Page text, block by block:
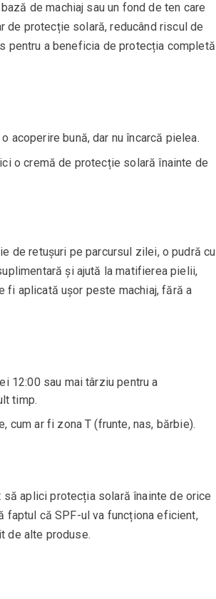
de machiaj sau un fond de ten care
de protecție solară, reducând riscul de
pentru a beneficia de protecția completă
acoperire bună, dar nu încarcă pielea.
o cremă de protecție solară înainte de
de retușuri pe parcursul zilei, o pudră cu
și ajută la matifierea pielii,
fi aplicată ușor peste machiaj, fără a
12:00 sau mai târziu pentru a
timp.
cum ar fi zona T (frunte, nas, bărbie).
aplici protecția solară înainte de orice
faptul că SPF-ul va funcționa eficient,
de alte produse.